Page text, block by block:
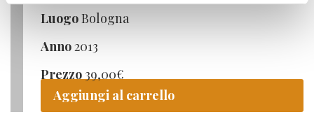
LuogoBologna
Anno2013
Prezzo 39,00€
Aggiungi al carrello